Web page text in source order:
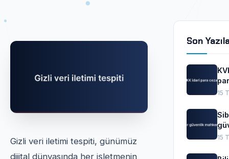
Gizli veri iletimi tespiti, günümüz
dijital dünyasında her işletmenin
Son
15
15